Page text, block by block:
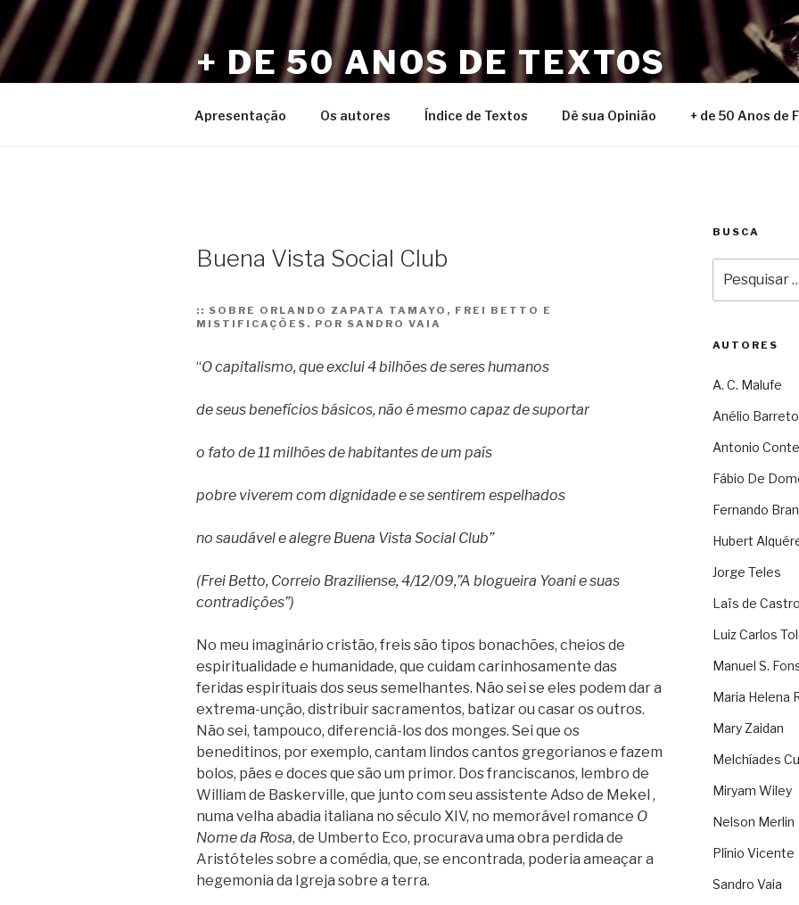
Pular
para
o
conteúdo
+ DE 50 ANOS DE TEXTOS
Apresentação Os autores Índice de Textos Dê sua Opinião + de 50 Anos de
Buena Vista Social Club
:: SOBRE ORLANDO ZAPATA TAMAYO, FREI BETTO E
MISTIFICAÇÕES. POR SANDRO VAIA
“O capitalismo, que exclui 4 bilhões de seres humanos
de seus benefícios básicos, não é mesmo capaz de suportar
o fato de 11 milhões de habitantes de um país
pobre viverem com dignidade e se sentirem espelhados
no saudável e alegre Buena Vista Social Club”
(Frei Betto, Correio Braziliense, 4/12/09,”A blogueira Yoani e suas
contradições”)
No meu imaginário cristão, freis são tipos bonachões, cheios de
espiritualidade e humanidade, que cuidam carinhosamente das
feridas espirituais dos seus semelhantes. Não sei se eles podem dar a
extrema-unção, distribuir sacramentos, batizar ou casar os outros.
Não sei, tampouco, diferenciá-los dos monges. Sei que os
beneditinos, por exemplo, cantam lindos cantos gregorianos e fazem
bolos, pães e doces que são um primor. Dos franciscanos, lembro de
William de Baskerville, que junto com seu assistente Adso de Mekel ,
numa velha abadia italiana no século XIV, no memorável romance O
Nome da Rosa, de Umberto Eco, procurava uma obra perdida de
Aristóteles sobre a comédia, que, se encontrada, poderia ameaçar a
hegemonia da Igreja sobre a terra.
BUSCA
por:
AUTORES
A. C. Malufe
Anélio Barreto
Antonio
Fábio De
Fernando
Hubert
Jorge Teles
Laïs de Castro
Luiz Carlos
Manuel S.
Maria Helena
Mary Zaidan
Melchíades
Miryam Wiley
Nelson Merlin
Plínio Vicente
Sandro Vaia